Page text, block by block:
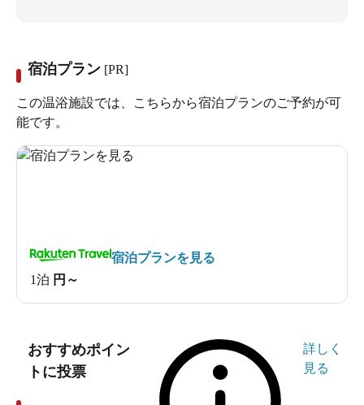
宿泊プラン [PR]
この温浴施設では、こちらから宿泊プランのご予約が可
能です。
1泊 円～
宿泊プランを見る
おすすめポイン
トに投票
詳しく
見る